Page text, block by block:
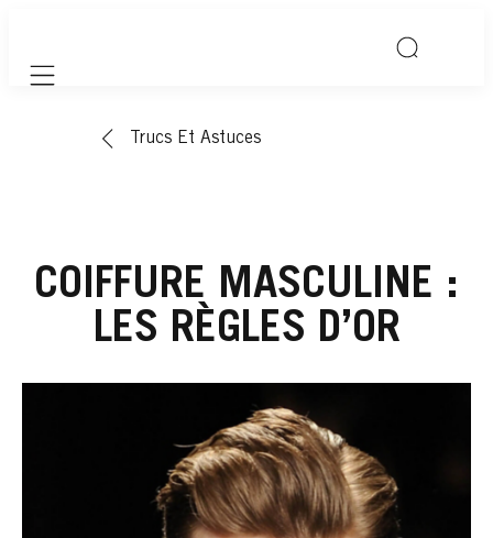
Mobile navigation
Trucs Et Astuces
COIFFURE MASCULINE :
LES RÈGLES D’OR